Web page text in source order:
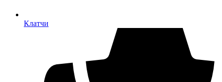
Клатчи